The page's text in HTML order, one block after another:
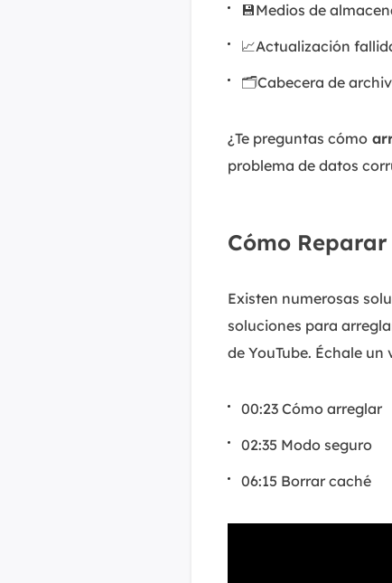
💾Medios de
📈Actualización
🗂️Cabecera de
¿Te preguntas cómo
problema de datos
Cómo
Existen numerosas
soluciones para
de YouTube. Échale un
00:23 Cómo arreglar
02:35 Modo seguro
06:15 Borrar caché